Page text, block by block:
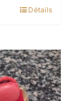
Détails